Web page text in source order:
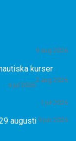
9 aug 2026
kurser
2 aug 2026
4 jul 2026
1 jul 2026
augusti 9 jun 2026